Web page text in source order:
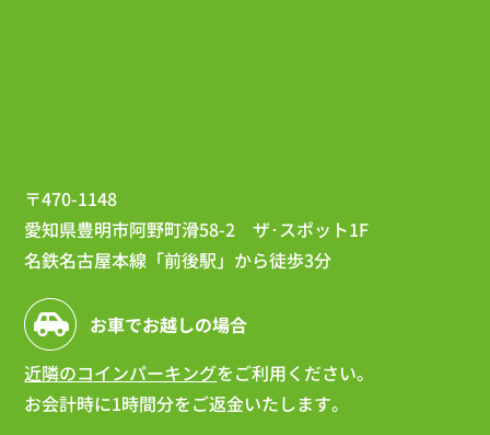
〒470-1148
愛知県豊明市阿野町滑58-2 ザ･スポット1F
名鉄名古屋本線「前後駅」から徒歩3分
お車でお越しの場合
近隣のコインパーキングをご利用ください。
お会計時に1時間分をご返金いたします。